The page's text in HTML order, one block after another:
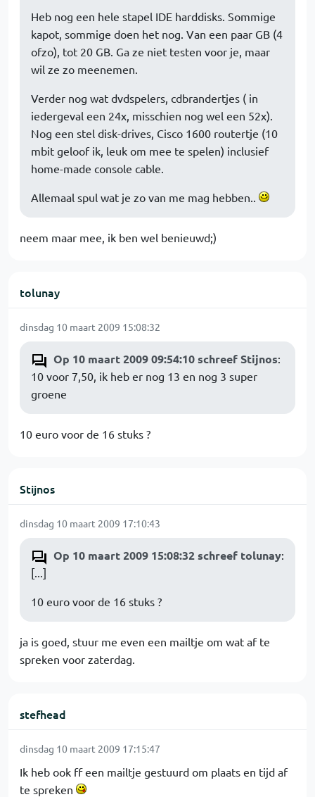
Heb nog een hele stapel IDE harddisks. Sommige
kapot, sommige doen het nog. Van een paar GB (4
ofzo), tot 20 GB. Ga ze niet testen voor je, maar
wil ze zo meenemen.
Verder nog wat dvdspelers, cdbrandertjes ( in
iedergeval een 24x, misschien nog wel een 52x).
Nog een stel disk-drives, Cisco 1600 routertje (10
mbit geloof ik, leuk om mee te spelen) inclusief
home-made console cable.
Allemaal spul wat je zo van me mag hebben..
neem maar mee, ik ben wel benieuwd;)
tolunay
dinsdag 10 maart 2009 15:08:32
Op 10 maart 2009 09:54:10 schreef Stijnos:
10 voor 7,50, ik heb er nog 13 en nog 3 super
groene
10 euro voor de 16 stuks ?
Stijnos
dinsdag 10 maart 2009 17:10:43
Op 10 maart 2009 15:08:32 schreef tolunay:
[...]
10 euro voor de 16 stuks ?
ja is goed, stuur me even een mailtje om wat af te
spreken voor zaterdag.
stefhead
dinsdag 10 maart 2009 17:15:47
Ik heb ook ff een mailtje gestuurd om plaats en tijd af
te spreken